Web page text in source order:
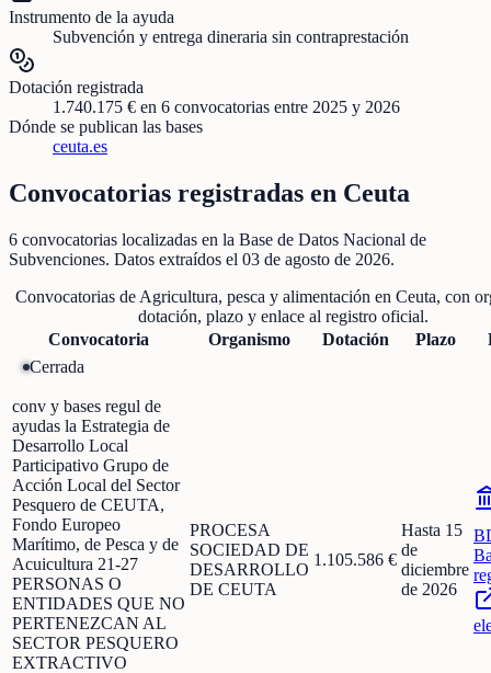
Instrumento de la ayuda
Subvención y entrega dineraria sin contraprestación
Dotación registrada
1.740.175 € en 6 convocatorias entre 2025 y 2026
Dónde se publican las bases
ceuta.es
Convocatorias registradas en Ceuta
6 convocatorias localizadas en la Base de Datos Nacional de
Subvenciones. Datos extraídos el 03 de agosto de 2026.
Convocatorias de Agricultura, pesca y alimentación en Ceuta, con
dotación, plazo y enlace al registro oficial.
Convocatoria
Organismo Dotación Plazo
Cerrada
conv y bases regul de
ayudas la Estrategia de
Desarrollo Local
Participativo Grupo de
Acción Local del Sector
Pesquero de CEUTA,
Fondo Europeo
Marítimo, de Pesca y de
Acuicultura 21-27
PERSONAS O
ENTIDADES QUE NO
PERTENEZCAN AL
SECTOR PESQUERO
EXTRACTIVO
PROCESA
SOCIEDAD DE
DESARROLLO
DE CEUTA
1.105.586 €
Hasta 15
de
diciembre
de 2026